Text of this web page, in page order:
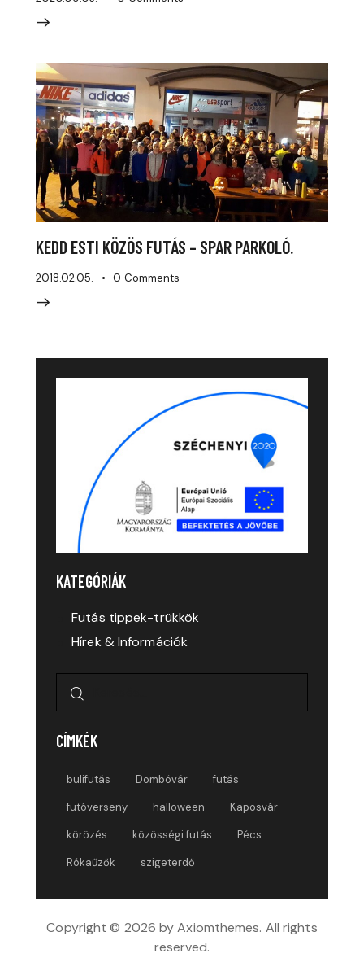
KEDD ESTI KÖZÖS FUTÁS – SPAR PARKOLÓ.
2018.02.05. 0 Comments
KATEGÓRIÁK
Futás tippek-trükkök
Hírek & Információk
CÍMKÉK
bulifutás Dombóvár
futás
futóverseny
halloween
Kaposvár
körözés
közösségi futás
Pécs
Rókaűzők
szigeterdő
Copyright © 2026 by Axiomthemes. All rights
reserved.